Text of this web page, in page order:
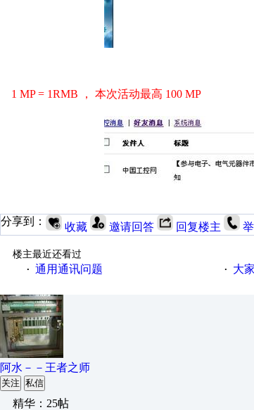
1 MP = 1RMB ， 本次活动最高 100 MP
分享到： 收藏 邀请回答 回复楼主
楼主最近还看过
· 通用通讯问题 · 大
阿水－－王者之师
关注 私信
精华：25帖